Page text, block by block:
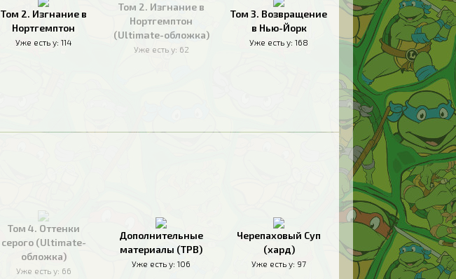
Том 2. Изгнание в
Нортгемптон
Уже есть у: 114
Том 2. Изгнание в
Нортгемптон
(Ultimate-обложка)
Уже есть у: 62
Том 3. Возвращение
в Нью-Йорк
Уже есть у: 168
Том 4. Оттенки
серого (Ultimate-
обложка)
Уже есть у: 66
Дополнительные
материалы (TPB)
Уже есть у: 106
Черепаховый Суп
(хард)
Уже есть у: 97